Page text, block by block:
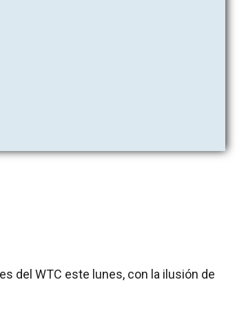
del WTC este lunes, con la ilusión de